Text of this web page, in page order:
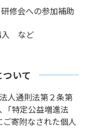
修会への参加補助
入 など
いて
人通則法第２条第
「特定公益増進法
ご寄附なされた個人